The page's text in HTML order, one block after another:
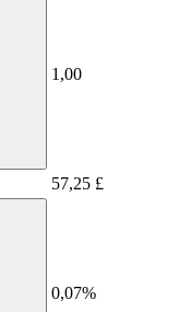
1,00
57,25 £
0,07%